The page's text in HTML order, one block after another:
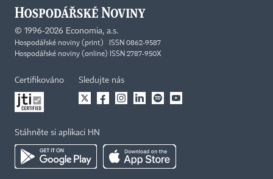
© 1996-2026 Economia, a.s.
Hospodářské noviny (print) ISSN 0862-9587
Hospodářské noviny (online) ISSN 2787-950X
Certifikováno Sledujte nás
Stáhněte si aplikaci HN